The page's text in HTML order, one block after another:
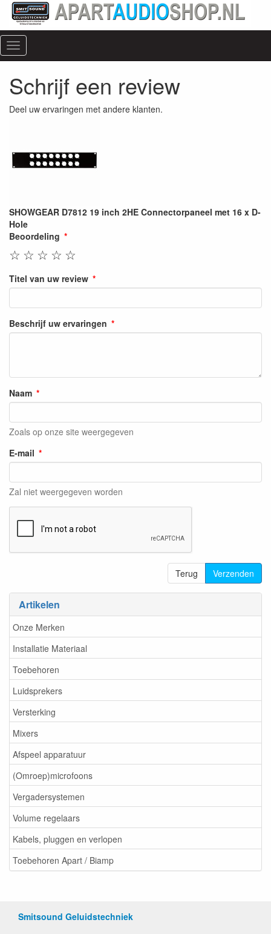
Menu
Artikelen
Onze Merken
Installatie Materiaal
Toebehoren
Luidsprekers
Versterking
Mixers
Afspeel apparatuur
(Omroep)microfoons
Vergadersystemen
Volume regelaars
Kabels, pluggen en verlopen
Toebehoren Apart / Biamp
Schrijf een review
Deel uw ervaringen met andere klanten.
SHOWGEAR D7812 19 inch 2HE Connectorpaneel met 16 x D-
Hole
Beoordeling
☆
☆
☆
☆
☆
Titel van uw review
Beschrijf uw ervaringen
Naam
Zoals op onze site weergegeven
E-mail
Zal niet weergegeven worden
Terug Verzenden
Smitsound Geluidstechniek